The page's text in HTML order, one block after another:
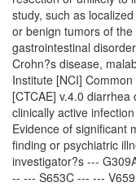
study, such as
or benign tumors of
gastrointestinal
Crohn?s disease,
Institute [NCI]
[CTCAE] v.4.0
clinically active
Evidence of significant
finding or psychiatric
investigator?s ---
-- --- S653C --- ---